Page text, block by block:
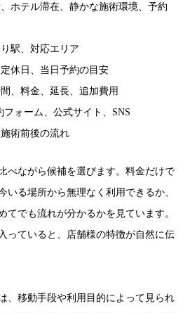
ホテル滞在、静かな施術環境、予約
駅、対応エリア
休日、当日予約の目安
、料金、延長、追加費用
ォーム、公式サイト、SNS
術前後の流れ
べながら候補を選びます。料金だけで
いる場所から無理なく利用できるか、
てでも流れが分かるかを見ています。
っていると、店舗様の特徴が自然に伝
、移動手段や利用目的によって見られ